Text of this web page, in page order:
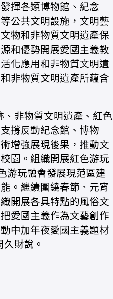
揮各類博物館、紀念
公共文明設施，文明藝
物和非物質文明遺產保
和優勢開展愛國主義教
化應用和非物質文明遺
非物質文明遺產所蘊含
、非物質文明遺產、紅色
撐反動紀念館、博物
增強展現後果，推動文
園。組織開展紅色游玩
游玩融會發展現范區建
。繼續圍繞春節、元宵
開展各具特點的風俗文
愛國主義作為文藝創作
中加年夜愛國主義題材
財說。